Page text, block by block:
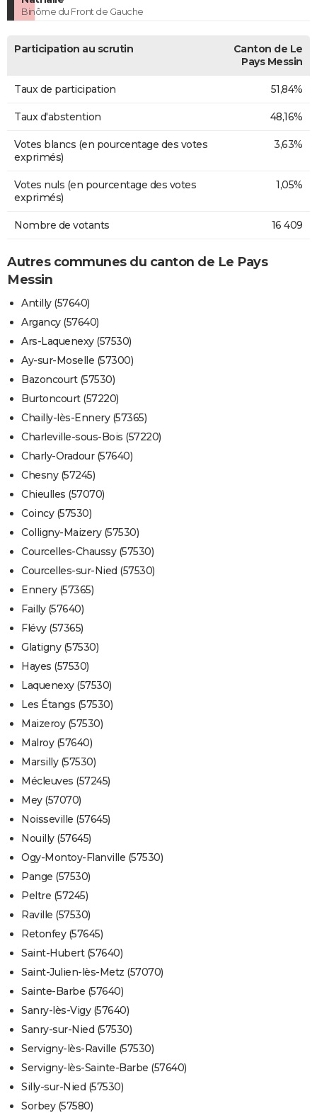
Binôme du Front de Gauche
Participation au scrutin
Canton de Le
Pays Messin
Taux de participation 51,84%
Taux d'abstention 48,16%
Votes blancs (en pourcentage des votes
exprimés)
3,63%
Votes nuls (en pourcentage des votes
exprimés)
1,05%
Nombre de votants 16 409
Autres communes du canton de Le Pays
Messin
Antilly (57640)
Argancy (57640)
Ars-Laquenexy (57530)
Ay-sur-Moselle (57300)
Bazoncourt (57530)
Burtoncourt (57220)
Chailly-lès-Ennery (57365)
Charleville-sous-Bois (57220)
Charly-Oradour (57640)
Chesny (57245)
Chieulles (57070)
Coincy (57530)
Colligny-Maizery (57530)
Courcelles-Chaussy (57530)
Courcelles-sur-Nied (57530)
Ennery (57365)
Failly (57640)
Flévy (57365)
Glatigny (57530)
Hayes (57530)
Laquenexy (57530)
Les Étangs (57530)
Maizeroy (57530)
Malroy (57640)
Marsilly (57530)
Mécleuves (57245)
Mey (57070)
Noisseville (57645)
Nouilly (57645)
Ogy-Montoy-Flanville (57530)
Pange (57530)
Peltre (57245)
Raville (57530)
Retonfey (57645)
Saint-Hubert (57640)
Saint-Julien-lès-Metz (57070)
Sainte-Barbe (57640)
Sanry-lès-Vigy (57640)
Sanry-sur-Nied (57530)
Servigny-lès-Raville (57530)
Servigny-lès-Sainte-Barbe (57640)
Silly-sur-Nied (57530)
Sorbey (57580)